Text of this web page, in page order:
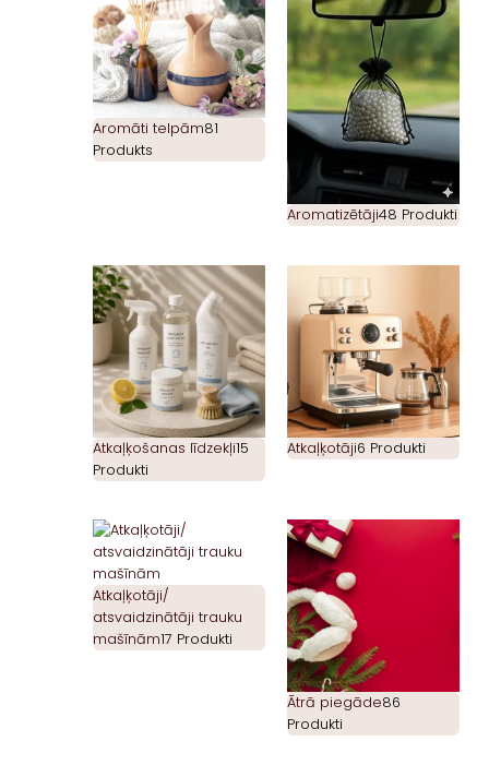
Aromāti telpām81
Produkts
Aromatizētāji48 Produkti
Atkaļķošanas līdzekļi15
Produkti
Atkaļķotāji6 Produkti
Atkaļķotāji/
atsvaidzinātāji trauku
mašīnām17 Produkti
Ātrā piegāde86
Produkti